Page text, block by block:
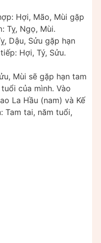
Hợi, Mão, Mùi gặp
Tỵ, Ngọ, Mùi.
Dậu, Sửu gặp hạn
Hợi, Tý, Sửu.
Mùi sẽ gặp hạn tam
của mình. Vào
La Hầu (nam) và Kế
Tam tai, năm tuổi,